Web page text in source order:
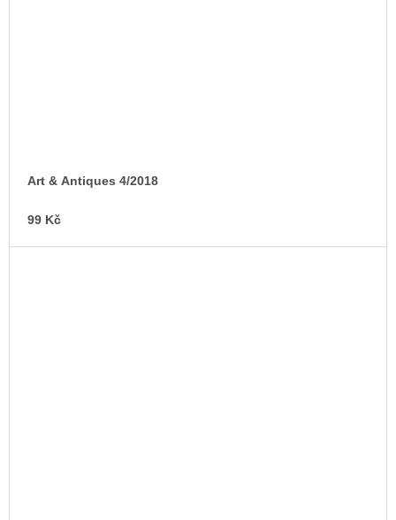
Art & Antiques 4/2018
99 Kč